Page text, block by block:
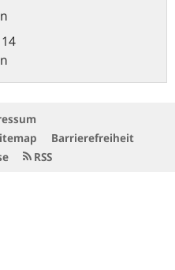
Barrierefreiheit
RSS